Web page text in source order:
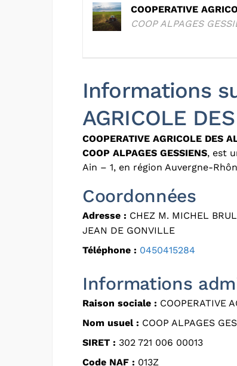
COOPERATIVE
COOP ALPAGES
Informations
AGRICOLE
COOPERATIVE AGRICOLE DES
COOP ALPAGES GESSIENS, est
Ain – 1, en région Auvergne-
Coordonnées
Adresse : CHEZ M. MICHEL
JEAN DE GONVILLE
Téléphone : 0450415284
Informations
Raison sociale : COOPERATIVE
Nom usuel : COOP ALPAGES
SIRET : 302 721 006 00013
Code NAF : 013Z